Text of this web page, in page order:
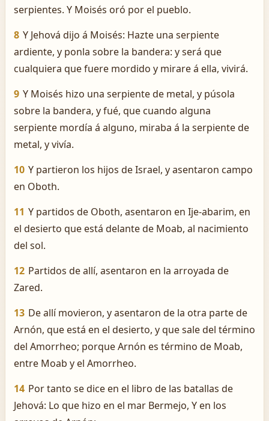
serpientes. Y Moisés oró por el pueblo.
8 Y Jehová dijo á Moisés: Hazte una serpiente
ardiente, y ponla sobre la bandera: y será que
cualquiera que fuere mordido y mirare á ella, vivirá.
9 Y Moisés hizo una serpiente de metal, y púsola
sobre la bandera, y fué, que cuando alguna
serpiente mordía á alguno, miraba á la serpiente de
metal, y vivía.
10 Y partieron los hijos de Israel, y asentaron campo
en Oboth.
11 Y partidos de Oboth, asentaron en Ije-abarim, en
el desierto que está delante de Moab, al nacimiento
del sol.
12 Partidos de allí, asentaron en la arroyada de
Zared.
13 De allí movieron, y asentaron de la otra parte de
Arnón, que está en el desierto, y que sale del término
del Amorrheo; porque Arnón es término de Moab,
entre Moab y el Amorrheo.
14 Por tanto se dice en el libro de las batallas de
Jehová: Lo que hizo en el mar Bermejo, Y en los